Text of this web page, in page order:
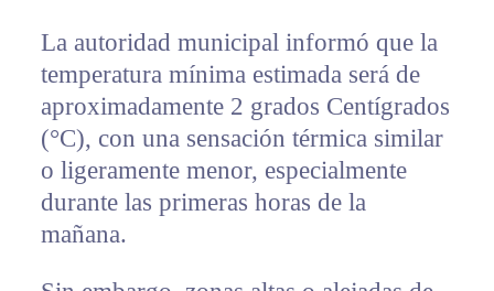
La autoridad municipal informó que la
temperatura mínima estimada será de
aproximadamente 2 grados Centígrados
(°C), con una sensación térmica similar
o ligeramente menor, especialmente
durante las primeras horas de la
mañana.